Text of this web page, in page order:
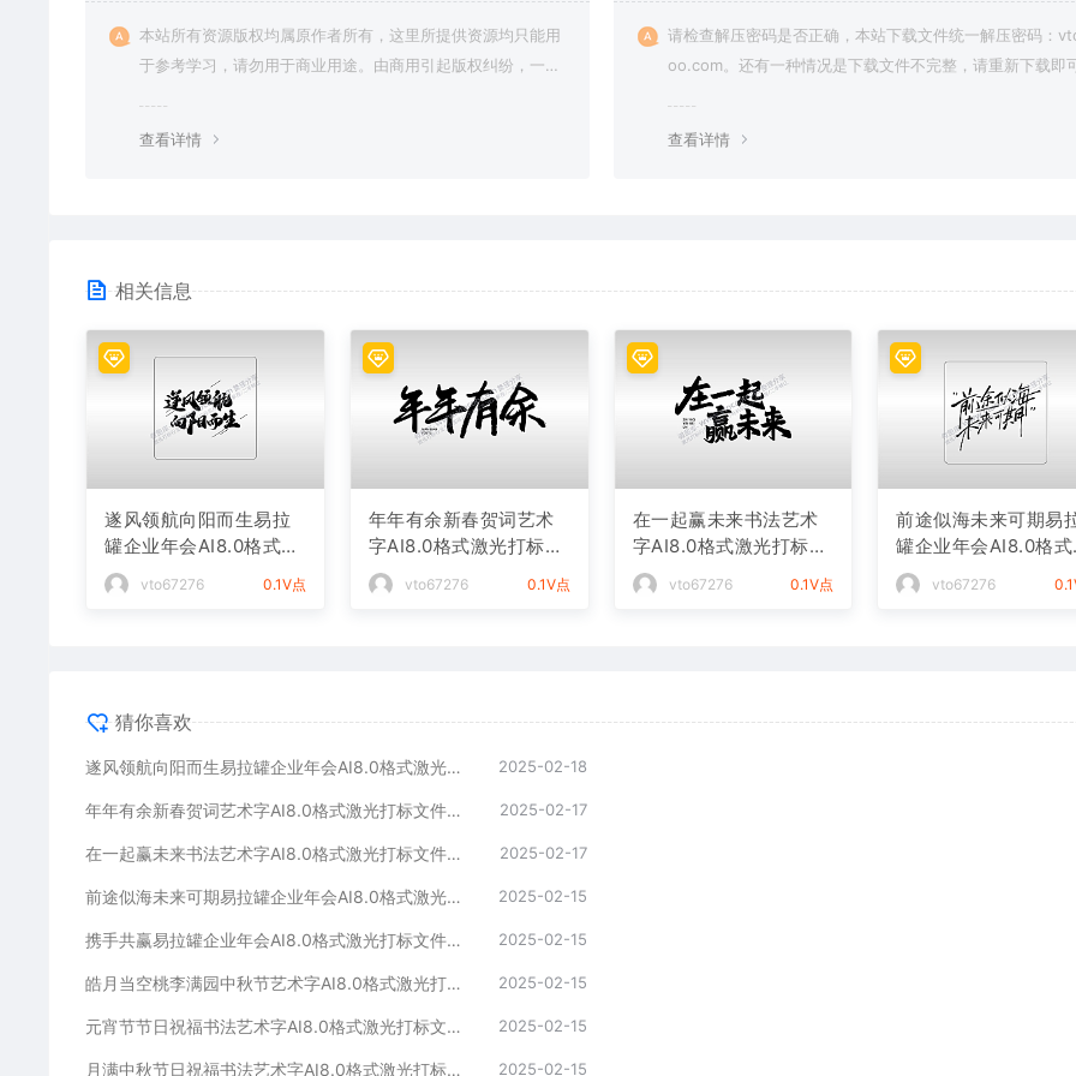
本站所有资源版权均属原作者所有，这里所提供资源均只能用
于参考学习，请勿用于商业用途。由商用引起版权纠纷，一切
查看详情
请检查解压密码是否正确，本站下载文件统一解压密码：
oo.com。还有一种情况是下载文件不完整，请重新下载即可
查看详情
相关信息
遂风领航向阳而生易拉
罐企业年会AI8.0格式激
光打标文件通用矢量图
vto67276 0.1V点
年年有余新春贺词艺术
字AI8.0格式激光打标文
件通用矢量图
vto67276 0.1V点
在一起赢未来书法艺术
字AI8.0格式激光打标文
件通用矢量图
vto67276 0.1V点
前途似海未来可期易
罐企业年会AI8.0格式
光打标文件通用矢量图
vto67276
猜你喜欢
遂风领航向阳而生易拉罐企业年会AI8.0格式激光打标文件通用矢量图 2025-02-18
年年有余新春贺词艺术字AI8.0格式激光打标文件通用矢量图 2025-02-17
在一起赢未来书法艺术字AI8.0格式激光打标文件通用矢量图 2025-02-17
前途似海未来可期易拉罐企业年会AI8.0格式激光打标文件通用矢量图 2025-02-15
携手共赢易拉罐企业年会AI8.0格式激光打标文件通用矢量图 2025-02-15
皓月当空桃李满园中秋节艺术字AI8.0格式激光打标文件通用矢量图 2025-02-15
元宵节节日祝福书法艺术字AI8.0格式激光打标文件通用矢量图 2025-02-15
月满中秋节日祝福书法艺术字AI8.0格式激光打标文件通用矢量图 2025-02-15